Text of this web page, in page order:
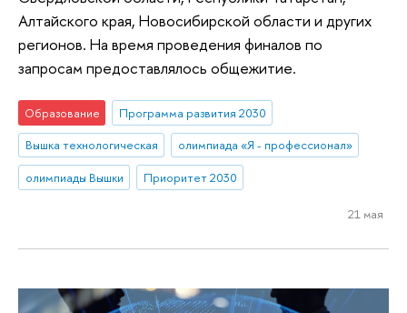
Алтайского края, Новосибирской области и других
регионов. На время проведения финалов по
запросам предоставлялось общежитие.
Образование
Программа развития 2030
Вышка технологическая
олимпиада «Я - профессионал»
олимпиады Вышки
Приоритет 2030
21 мая